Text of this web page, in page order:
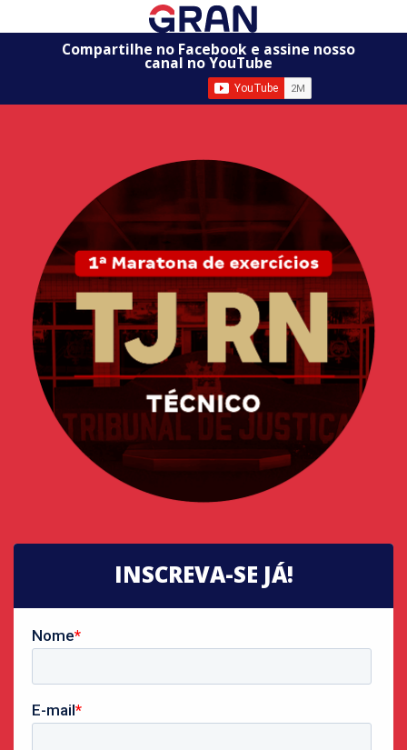
Compartilhe no Facebook e assine nosso
canal no YouTube
INSCREVA-SE JÁ!